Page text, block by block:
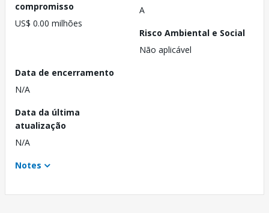
compromisso
US$ 0.00 milhões
A
Risco Ambiental e Social
Não aplicável
Data de encerramento
N/A
Data da última
atualização
N/A
Notes